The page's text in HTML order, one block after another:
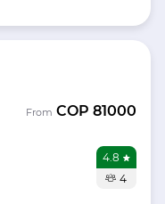
From COP 81000
4.8
4